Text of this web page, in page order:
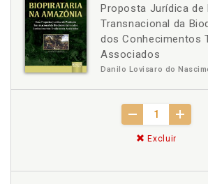
Proposta Jurídica de
Transnacional da
dos Conhecimentos
Associados
Danilo Lovisaro do
Excluir